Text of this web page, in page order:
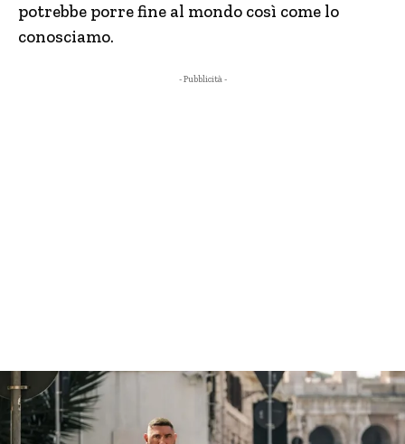
potrebbe porre fine al mondo così come lo
conosciamo.
- Pubblicità -